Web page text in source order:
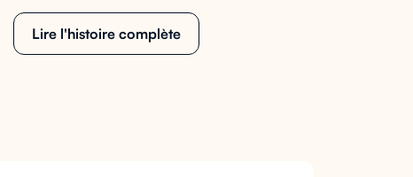
Lire l'histoire complète